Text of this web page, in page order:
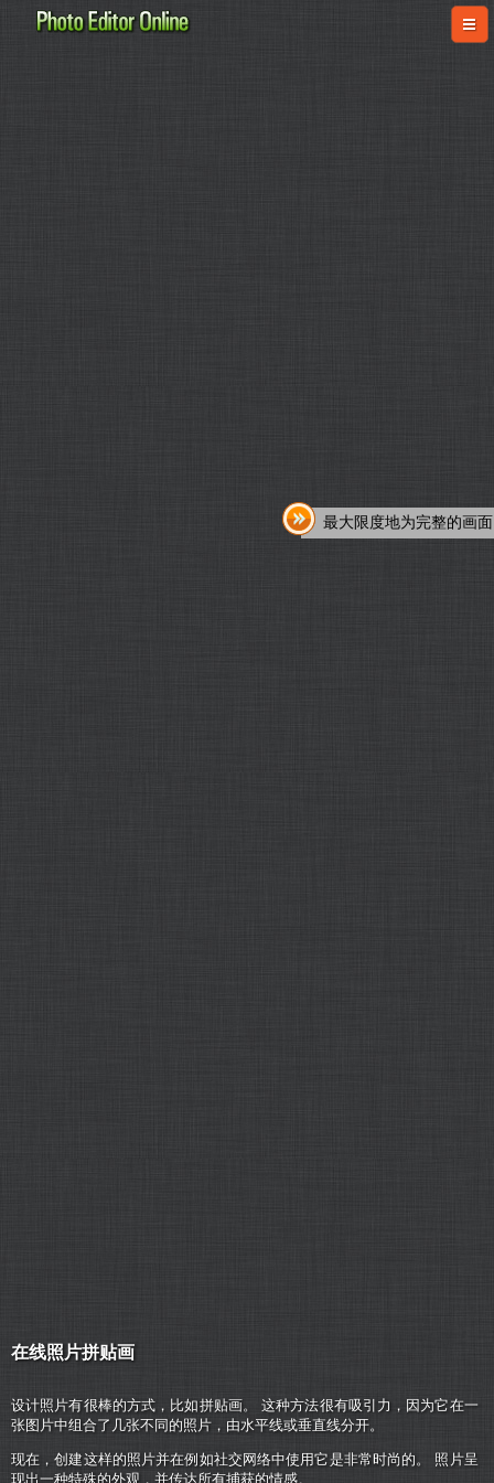
最大限度地为完整的画面
在线照片拼贴画
设计照片有很棒的方式，比如拼贴画。 这种方法很有吸引力，因为它在一
张图片中组合了几张不同的照片，由水平线或垂直线分开。
现在，创建这样的照片并在例如社交网络中使用它是非常时尚的。 照片呈
现出一种特殊的外观，并传达所有捕获的情感。.